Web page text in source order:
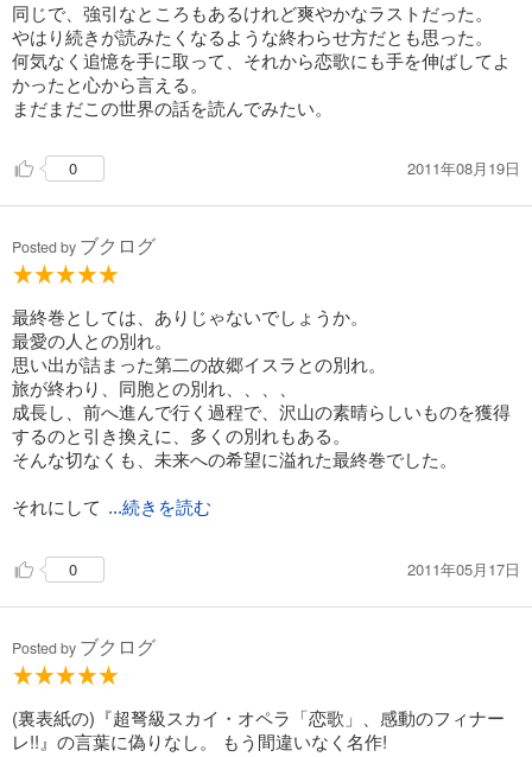
同じで、強引なところもあるけれど爽やかなラストだった。
やはり続きが読みたくなるような終わらせ方だとも思った。
何気なく追憶を手に取って、それから恋歌にも手を伸ばしてよ
かったと心から言える。
まだまだこの世界の話を読んでみたい。
0 2011年08月19日
Posted by ブクログ
最終巻としては、ありじゃないでしょうか。
最愛の人との別れ。
思い出が詰まった第二の故郷イスラとの別れ。
旅が終わり、同胞との別れ、、、、
成長し、前へ進んで行く過程で、沢山の素晴らしいものを獲得
するのと引き換えに、多くの別れもある。
そんな切なくも、未来への希望に溢れた最終巻でした。
それにして ...続きを読む
0 2011年05月17日
Posted by ブクログ
(裏表紙の)『超弩級スカイ・オペラ「恋歌」、感動のフィナー
レ!!』の言葉に偽りなし。 もう間違いなく名作!